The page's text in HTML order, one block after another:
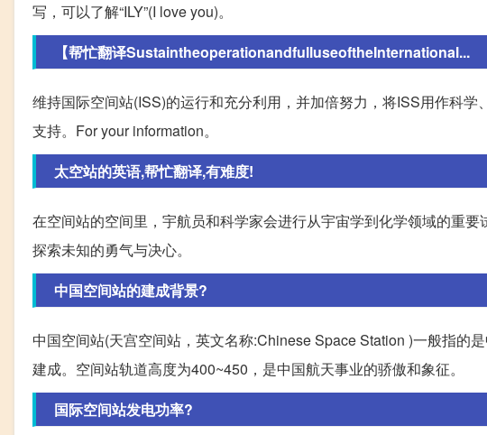
写，可以了解“ILY”(I love you)。
【帮忙翻译SustaintheoperationandfulluseoftheInternational...
维持国际空间站(ISS)的运行和充分利用，并加倍努力，将ISS用作科
支持。For your information。
太空站的英语,帮忙翻译,有难度!
在空间站的空间里，宇航员和科学家会进行从宇宙学到化学领域的重
探索未知的勇气与决心。
中国空间站的建成背景?
中国空间站(天宫空间站，英文名称:Chinese Space Station )一般指的
建成。空间站轨道高度为400~450，是中国航天事业的骄傲和象征。
国际空间站发电功率?